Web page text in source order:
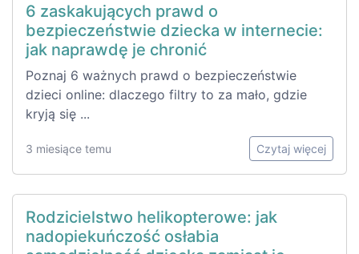
6 zaskakujących prawd o
bezpieczeństwie dziecka w internecie:
jak naprawdę je chronić
Poznaj 6 ważnych prawd o bezpieczeństwie
dzieci online: dlaczego filtry to za mało, gdzie
kryją się ...
3 miesiące temu Czytaj więcej
Rodzicielstwo helikopterowe: jak
nadopiekuńczość osłabia